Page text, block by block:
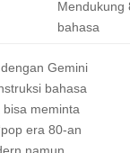
Mendukung
bahasa
Gemini
bahasa
meminta
era 80-an
namun